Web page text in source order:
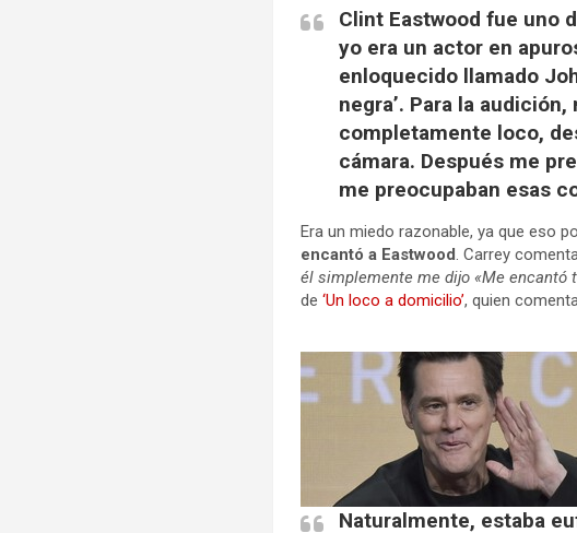
Clint Eastwood fue uno
yo era un actor en
enloquecido llamado
negra’. Para la
completamente loco,
cámara. Después me
me preocupaban esas
Era un miedo razonable, ya que eso
encantó a Eastwood. Carrey
él simplemente me dijo «Me encantó
de‘Un loco a domicilio’, quien
Naturalmente, estaba